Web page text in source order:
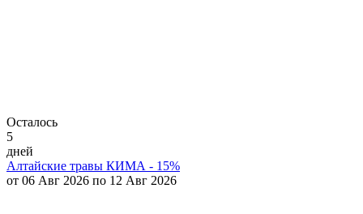
Осталось
5
дней
Алтайские травы КИМА - 15%
от 06 Авг 2026 по 12 Авг 2026